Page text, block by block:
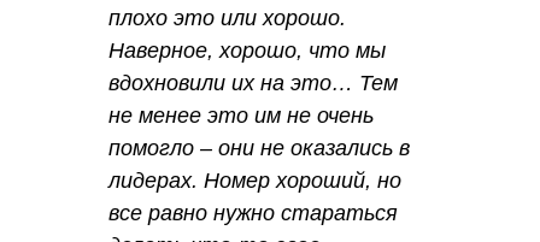
плохо это или хорошо.
Наверное, хорошо, что мы
вдохновили их на это… Тем
не менее это им не очень
помогло – они не оказались в
лидерах. Номер хороший, но
все равно нужно стараться